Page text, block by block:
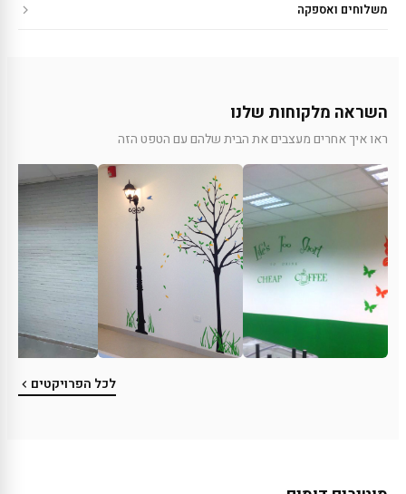
משלוחים ואספקה
השראה מלקוחות שלנו
ראו איך אחרים מעצבים את הבית שלהם עם הטפט הזה
לכל הפרויקטים